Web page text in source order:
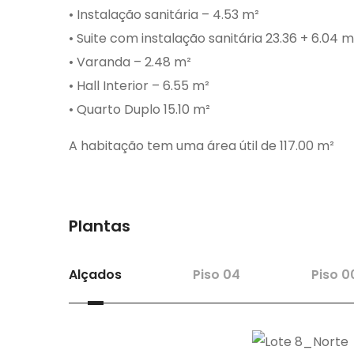
• Instalação sanitária – 4.53 m²
• Suite com instalação sanitária 23.36 + 6.04
• Varanda – 2.48 m²
• Hall Interior – 6.55 m²
• Quarto Duplo 15.10 m²
A habitação tem uma área útil de 117.00 m²
Plantas
Alçados Piso 04 Piso